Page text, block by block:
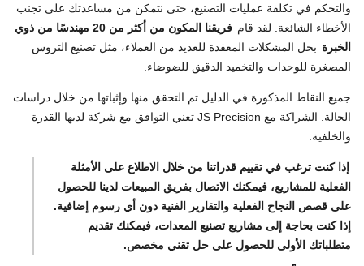
والتحكم في تكلفة عمليات التصنيع، حتى نتمكن من مساعدتك على تجنب
الأخطاء الشائعة. لقد قام
فريقنا المكون من أكثر من 20 مهندسًا من ذوي
الخبرة بحل المشكلات المعقدة للعديد من العملاء، مثل تصنيع التروس
المصغرة للوحدات والتخميد الدقيق للضوضاء.
جميع النقاط المذكورة في الدليل تم التحقق منها وإثباتها من خلال دراسات
الحالة. الشراكة مع JS Precision تعني التوافق مع شركة لديها القدرة
والخلفية.
إذا كنت ترغب في تقييم قدراتنا من خلال الاطلاع على الأمثلة
الفعلية للمشاريع، فيمكنك الاتصال بفريق المبيعات لدينا للحصول
على قصص النجاح الفعلية والتقارير الفنية دون أي رسوم إضافية.
إذا كنت بحاجة إلى مشاريع تصنيع المعدات، فيمكنك تقديم
متطلباتك الأولى للحصول على حل تقني مخصص.